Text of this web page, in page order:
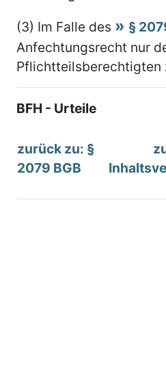
(3) Im Falle des
§
Anfechtungsrecht nur
Pflichtteilsberechtigten
BFH - Urteile
zurück zu: §
2079 BGB